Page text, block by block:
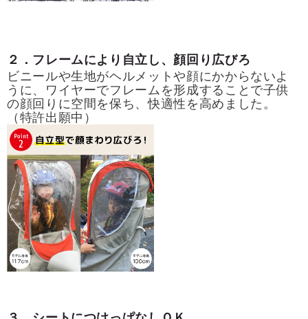
２．フレームにより自立し、顔回り広びろ
ビニールや生地がヘルメットや顔にかからないよ
うに、ワイヤーでフレームを形成することで子供
の顔回りに空間を保ち、快適性を高めました。
（特許出願中）